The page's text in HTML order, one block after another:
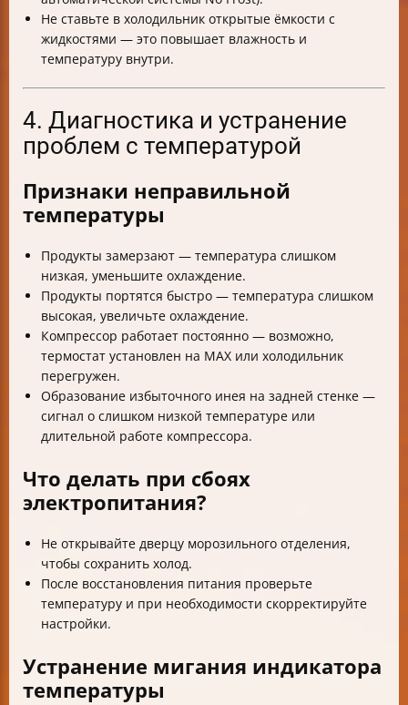
Не ставьте в холодильник открытые ёмкости с
жидкостями — это повышает влажность и
температуру внутри.
4. Диагностика и устранение
проблем с температурой
Признаки неправильной
температуры
Продукты замерзают — температура слишком
низкая, уменьшите охлаждение.
Продукты портятся быстро — температура слишком
высокая, увеличьте охлаждение.
Компрессор работает постоянно — возможно,
термостат установлен на MAX или холодильник
перегружен.
Образование избыточного инея на задней стенке —
сигнал о слишком низкой температуре или
длительной работе компрессора.
Что делать при сбоях
электропитания?
Не открывайте дверцу морозильного отделения,
чтобы сохранить холод.
После восстановления питания проверьте
температуру и при необходимости скорректируйте
настройки.
Устранение мигания индикатора
температуры